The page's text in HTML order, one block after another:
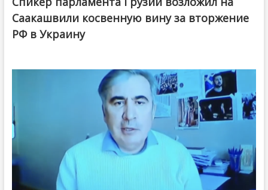
Саакашвили косвенную вину за вторжение
РФ в Украину